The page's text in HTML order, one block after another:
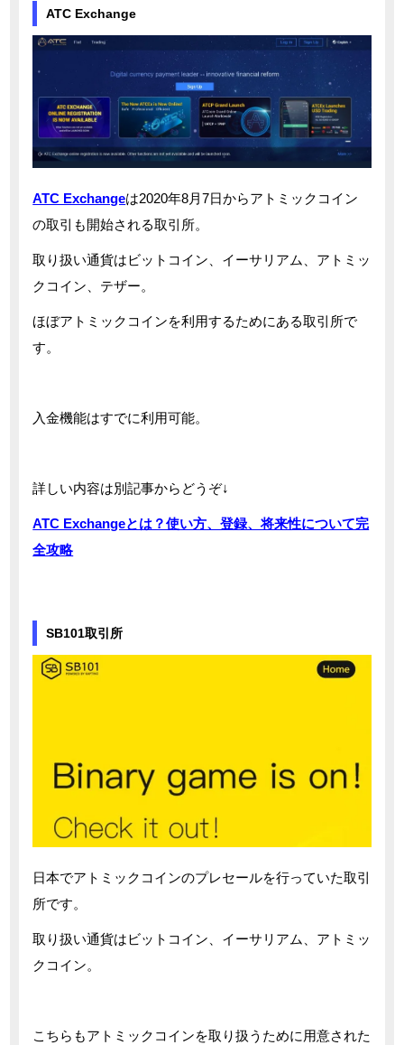
ATC Exchange
ATC Exchangeは2020年8月7日からアトミックコイン
の取引も開始される取引所。
取り扱い通貨はビットコイン、イーサリアム、アトミッ
クコイン、テザー。
ほぼアトミックコインを利用するためにある取引所で
す。
入金機能はすでに利用可能。
詳しい内容は別記事からどうぞ↓
ATC Exchangeとは？使い方、登録、将来性について完
全攻略
SB101取引所
日本でアトミックコインのプレセールを行っていた取引
所です。
取り扱い通貨はビットコイン、イーサリアム、アトミッ
クコイン。
こちらもアトミックコインを取り扱うために用意された